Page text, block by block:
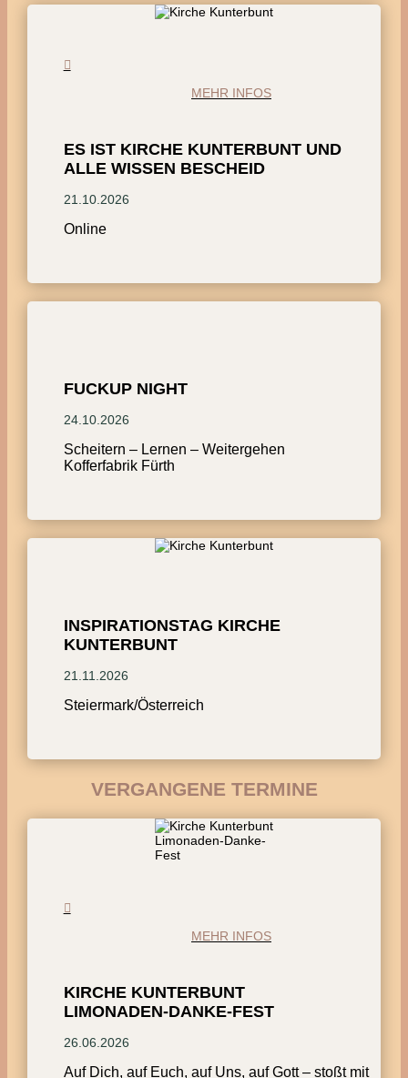
MEHR INFOS
ES IST KIRCHE KUNTERBUNT UND
ALLE WISSEN BESCHEID
21.10.2026
Online
FUCKUP NIGHT
24.10.2026
Scheitern – Lernen – Weitergehen
Kofferfabrik Fürth
INSPIRATIONSTAG KIRCHE
KUNTERBUNT
21.11.2026
Steiermark/Österreich
VERGANGENE TERMINE
MEHR INFOS
KIRCHE KUNTERBUNT
LIMONADEN-DANKE-FEST
26.06.2026
Auf Dich, auf Euch, auf Uns, auf Gott – stoßt mit